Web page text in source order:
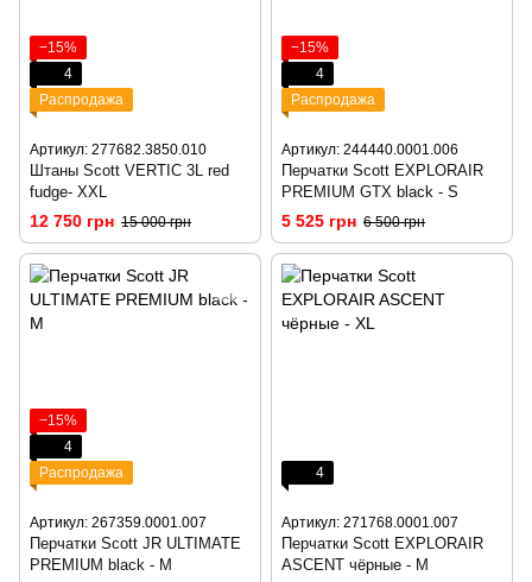
−15%
4
Распродажа
Артикул: 277682.3850.010
Штаны Scott VERTIC 3L red
fudge- XXL
12 750 грн 15 000 грн
−15%
4
Распродажа
Артикул: 244440.0001.006
Перчатки Scott EXPLORAIR
PREMIUM GTX black - S
5 525 грн 6 500 грн
−15%
4
Распродажа
Артикул: 267359.0001.007
Перчатки Scott JR ULTIMATE
PREMIUM black - M
4
Артикул: 271768.0001.007
Перчатки Scott EXPLORAIR
ASCENT чёрные - M